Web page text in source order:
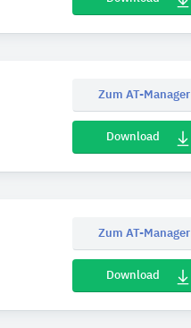
Zum AT-Manager
Download
Zum AT-Manager
Download